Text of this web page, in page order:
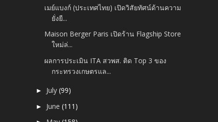
เมย์แบงก์ (ประเทศไทย) เปิดวิสัยทัศน์ด้านความ
ยั่งยื...
Maison Berger Paris เปิดร้าน Flagship Store
ใหม่ล่...
ผลการประเมิน ITA สวพส. ติด Top 3 ของ
กระทรวงเกษตรแล...
► July(99)
► June(111)